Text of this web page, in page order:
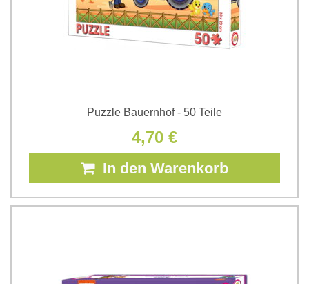
Puzzle Bauernhof - 50 Teile
4,70 €
In den Warenkorb